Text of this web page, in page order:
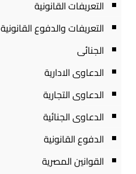
التعريفات القانونية
التعريفات والدفوع القانونية
الجنائى
الدعاوى الادارية
الدعاوى التجارية
الدعاوى الجنائية
الدفوع القانونية
القوانين المصرية